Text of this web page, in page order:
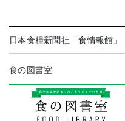
日本食糧新聞社「食情報館」
食の図書室